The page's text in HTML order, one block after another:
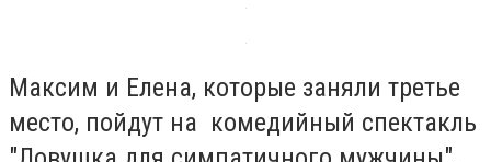
Максим и Елена, которые заняли третье
место, пойдут на комедийный спектакль